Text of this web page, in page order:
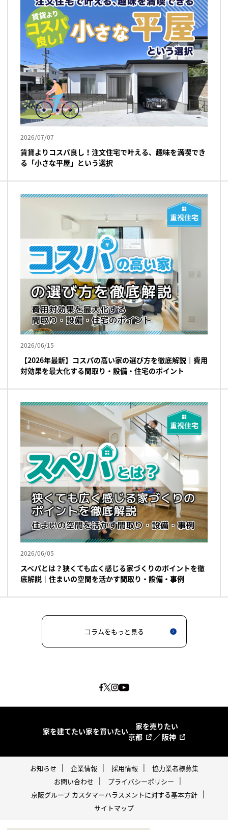
2026/07/07
賃貸よりコスパ良し！注文住宅で叶える、趣味を満喫でき
る「小さな平屋」という選択
2026/06/15
【2026年最新】コスパの高い家の選び方を徹底解説｜費用
対効果を最大化する間取り・設備・住宅のポイント
2026/06/05
スペパとは？狭くても広く感じる家づくりのポイントを徹
底解説｜住まいの空間を活かす間取り・設備・事例
コラムをもっと見る
家を建てたい家を買いたい
家を売りたい
京都
／ 阪神
お知らせ 企業情報 採用情報
協力業者様募集
お問い合わせ
プライバシーポリシー
京阪グループ カスタマーハラスメントに対する基本方針
サイトマップ